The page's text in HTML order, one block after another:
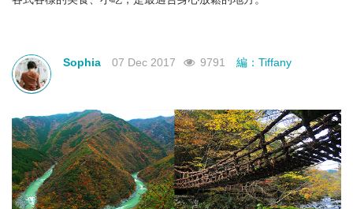
Sophia 07 Dec 2017 9791 編：Tiffany